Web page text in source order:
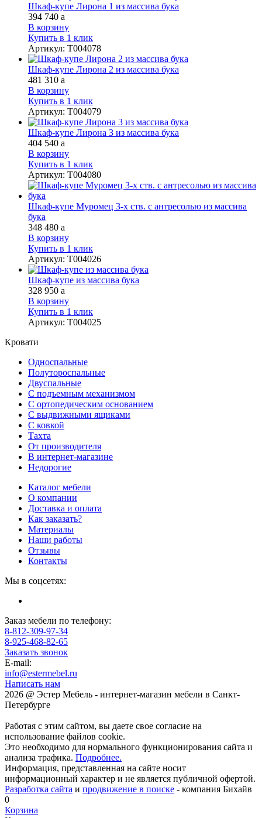
Шкаф-купе Лирона 1 из массива бука
394 740 a
В корзину
Купить в 1 клик
Артикул: Т004078
Шкаф-купе Лирона 2 из массива бука
481 310 a
В корзину
Купить в 1 клик
Артикул: Т004079
Шкаф-купе Лирона 3 из массива бука
404 540 a
В корзину
Купить в 1 клик
Артикул: Т004080
Шкаф-купе Муромец 3-х ств. с антресолью из массива
бука
348 480 a
В корзину
Купить в 1 клик
Артикул: Т004026
Шкаф-купе из массива бука
328 950 a
В корзину
Купить в 1 клик
Артикул: Т004025
Кровати
Односпальные
Полутороспальные
Двуспальные
С подъемным механизмом
С ортопедическим основанием
С выдвижными ящиками
С ковкой
Тахта
От производителя
В интернет-магазине
Недорогие
Каталог мебели
О компании
Доставка и оплата
Как заказать?
Материалы
Наши работы
Отзывы
Контакты
Мы в соцсетях:
Заказ мебели по телефону:
8-812-309-97-34
8-925-468-82-65
Заказать звонок
E-mail:
info@estermebel.ru
Написать нам
2026 @ Эстер Мебель - интернет-магазин мебели в Санкт-
Петербурге
Работая с этим сайтом, вы даете свое согласие на
использование файлов cookie.
Это необходимо для нормального функционирования сайта и
анализа трафика. Подробнее.
Информация, представленная на сайте носит
информационный характер и не является публичной офертой.
Разработка сайта и продвижение в поиске - компания Бихайв
0
Корзина